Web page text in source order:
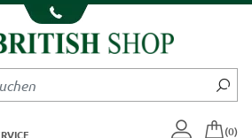
überspringen
(0)